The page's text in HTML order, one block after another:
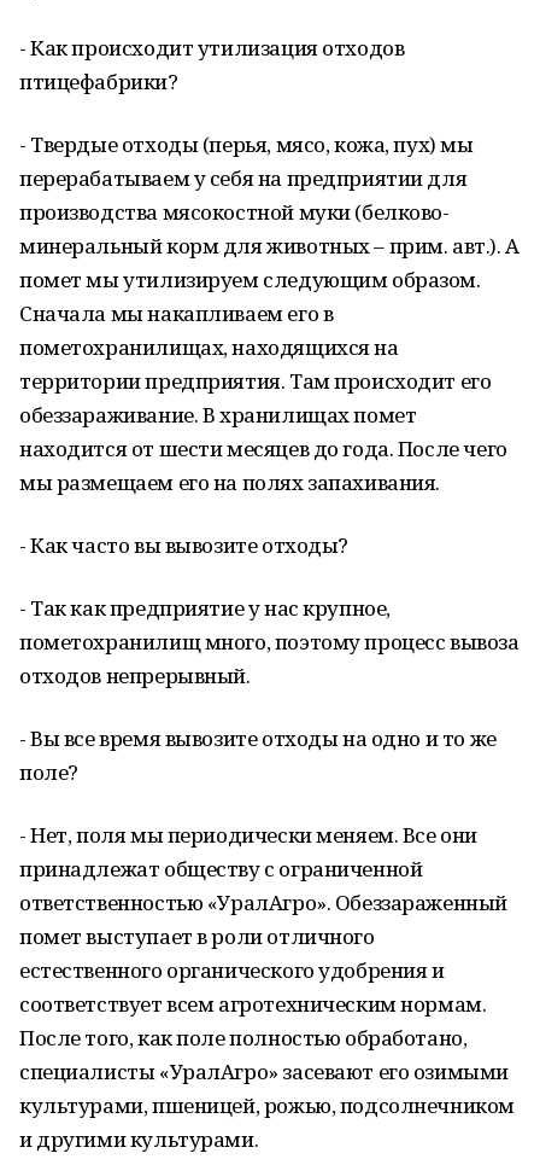
- Как происходит утилизация отходов
птицефабрики?
- Твердые отходы (перья, мясо, кожа, пух) мы
перерабатываем у себя на предприятии для
производства мясокостной муки (белково-
минеральный корм для животных – прим. авт.). А
помет мы утилизируем следующим образом.
Сначала мы накапливаем его в
пометохранилищах, находящихся на
территории предприятия. Там происходит его
обеззараживание. В хранилищах помет
находится от шести месяцев до года. После чего
мы размещаем его на полях запахивания.
- Как часто вы вывозите отходы?
- Так как предприятие у нас крупное,
пометохранилищ много, поэтому процесс вывоза
отходов непрерывный.
- Вы все время вывозите отходы на одно и то же
поле?
- Нет, поля мы периодически меняем. Все они
принадлежат обществу с ограниченной
ответственностью «УралАгро». Обеззараженный
помет выступает в роли отличного
естественного органического удобрения и
соответствует всем агротехническим нормам.
После того, как поле полностью обработано,
специалисты «УралАгро» засевают его озимыми
культурами, пшеницей, рожью, подсолнечником
и другими культурами.